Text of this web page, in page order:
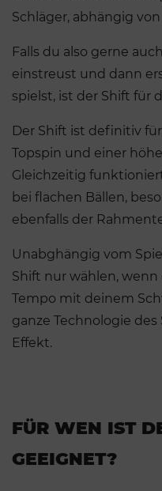
Schläger, abhängig
Falls du also gerne
einstreust und dann
spielst, ist der Shift für
Der Shift ist definitiv
Topspin und einer
Gleichzeitig
bei flachen Bällen,
ebenfalls der
Unabghängig vom
Shift nur wählen,
Tempo mit deinem
ganze Technologie
Effekt.
FÜR WEN IST
GEEIGNET?